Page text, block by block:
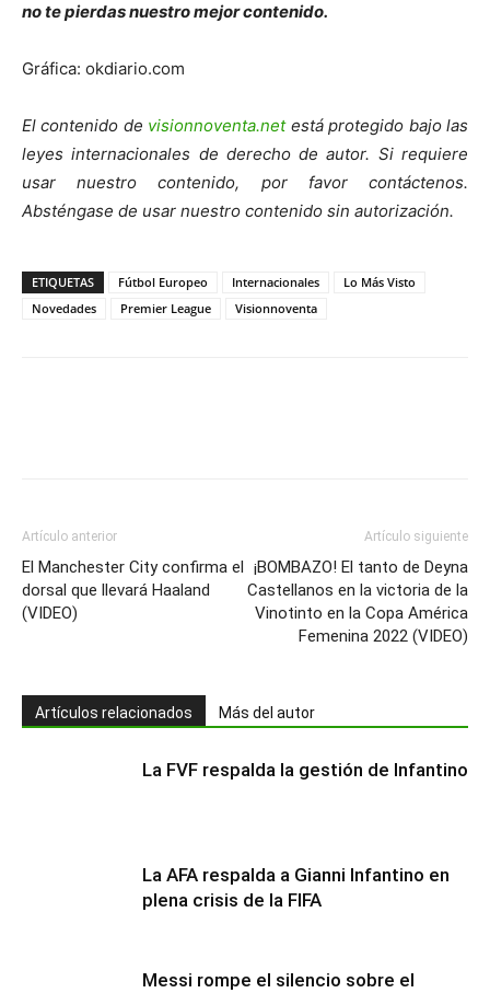
no te pierdas nuestro mejor contenido.
Gráfica: okdiario.com
El contenido de visionnoventa.netestá protegido bajo las
leyes internacionales de derecho de autor. Si requiere
usar nuestro contenido, por favor contáctenos.
Absténgase de usar nuestro contenido sin autorización.
ETIQUETAS Fútbol Europeo Internacionales
Lo Más Visto
Novedades
Premier League Visionnoventa
Artículo anterior
El Manchester City confirma el
dorsal que llevará Haaland
(VIDEO)
Artículo siguiente
¡BOMBAZO! El tanto de Deyna
Castellanos en la victoria de la
Vinotinto en la Copa América
Femenina 2022 (VIDEO)
Artículos relacionados Más del autor
La FVF respalda la gestión de Infantino
La AFA respalda a Gianni Infantino en
plena crisis de la FIFA
Messi rompe el silencio sobre el